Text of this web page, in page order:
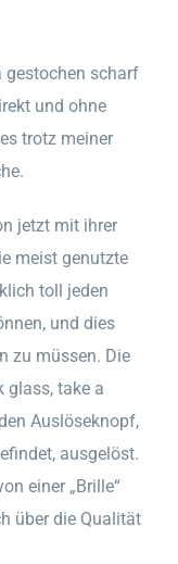
gestochen scharf
und ohne
trotz meiner
jetzt mit ihrer
meist genutzte
toll jeden
und dies
zu müssen. Die
glass, take a
Auslöseknopf,
ausgelöst.
einer „Brille“
über die Qualität